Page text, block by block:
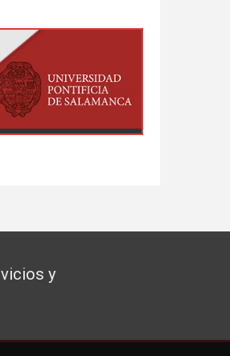
y